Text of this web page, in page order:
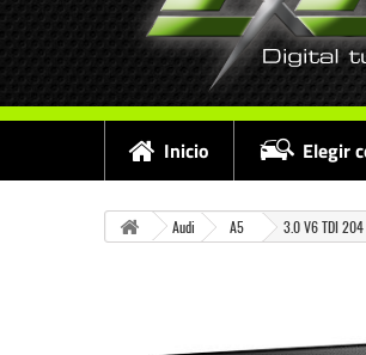
Inicio Elegir
Audi A5 3.0 V6 TDI